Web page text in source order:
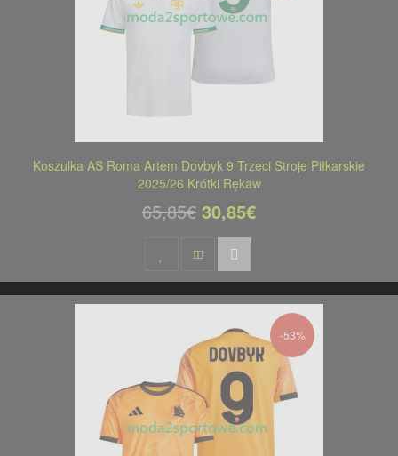
Koszulka AS Roma Artem Dovbyk 9 Trzeci Stroje Piłkarskie
2025/26 Krótki Rękaw
65,85€ 30,85€
-53%